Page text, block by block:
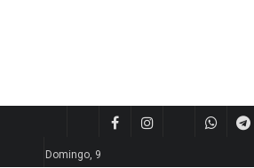
Domingo, 9